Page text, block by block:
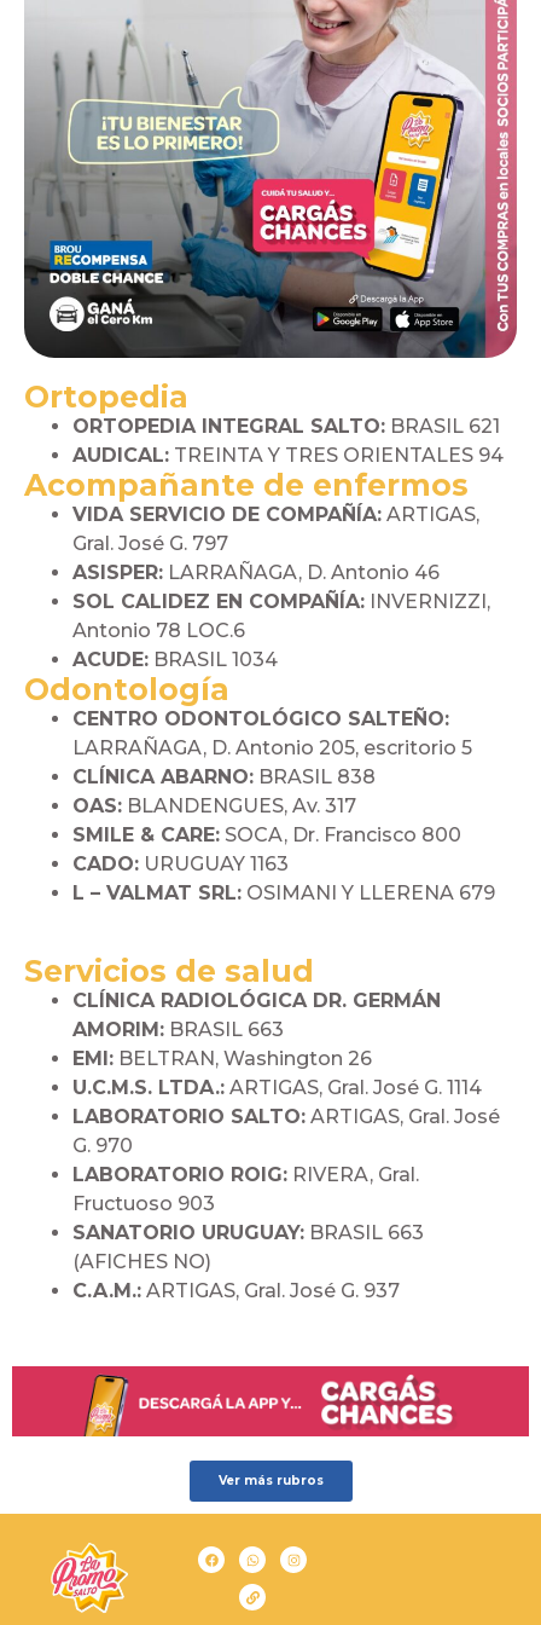
Ortopedia
ORTOPEDIA INTEGRAL SALTO: BRASIL 621
AUDICAL: TREINTA Y TRES ORIENTALES 94
Acompañante de enfermos
VIDA SERVICIO DE COMPAÑÍA: ARTIGAS,
Gral. José G. 797
ASISPER: LARRAÑAGA, D. Antonio 46
SOL CALIDEZ EN COMPAÑÍA: INVERNIZZI,
Antonio 78 LOC.6
ACUDE: BRASIL 1034
Odontología
CENTRO ODONTOLÓGICO SALTEÑO:
LARRAÑAGA, D. Antonio 205, escritorio 5
CLÍNICA ABARNO: BRASIL 838
OAS: BLANDENGUES, Av. 317
SMILE & CARE: SOCA, Dr. Francisco 800
CADO: URUGUAY 1163
L – VALMAT SRL: OSIMANI Y LLERENA 679
Servicios de salud
CLÍNICA RADIOLÓGICA DR. GERMÁN
AMORIM: BRASIL 663
EMI: BELTRAN, Washington 26
U.C.M.S. LTDA.: ARTIGAS, Gral. José G. 1114
LABORATORIO SALTO: ARTIGAS, Gral. José
G. 970
LABORATORIO ROIG: RIVERA, Gral.
Fructuoso 903
SANATORIO URUGUAY: BRASIL 663
(AFICHES NO)
C.A.M.: ARTIGAS, Gral. José G. 937
Ver más rubros